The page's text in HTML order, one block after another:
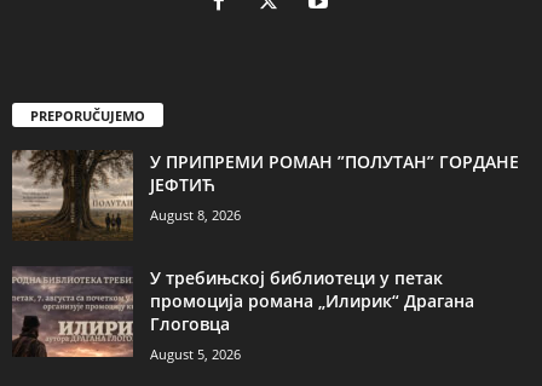
PREPORUČUJEMO
У ПРИПРЕМИ РОМАН ”ПОЛУТАН” ГОРДАНЕ
ЈЕФТИЋ
August 8, 2026
У требињској библиотеци у петак
промоција романа „Илирик“ Драгана
Глоговца
August 5, 2026